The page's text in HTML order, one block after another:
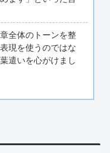
全体のトーンを整
現を使うのではな
遣いを心がけまし